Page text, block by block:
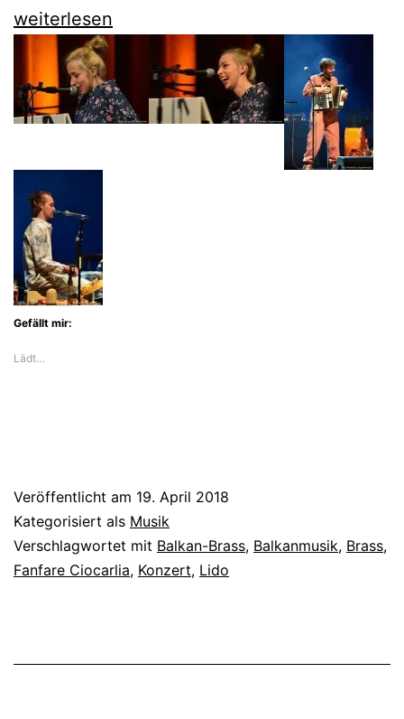
Blasmusik
der
Fanfare
Ciocarlia
das
Leben
weiterlesen
Gefällt mir:
Lädt…
Veröffentlicht am 19. April 2018
Kategorisiert als Musik
Verschlagwortet mit Balkan-Brass, Balkanmusik, Brass,
Fanfare Ciocarlia, Konzert, Lido